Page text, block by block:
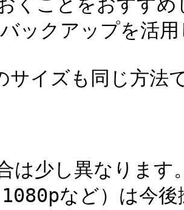
ックアップを活
サイズも同じ方
は少し異なります
1080pなど）は今